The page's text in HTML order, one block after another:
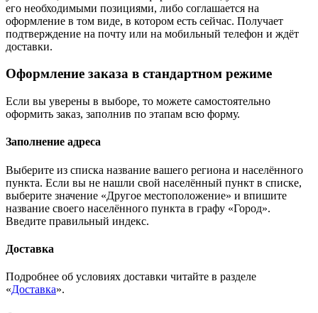
его необходимыми позициями, либо соглашается на
оформление в том виде, в котором есть сейчас. Получает
подтверждение на почту или на мобильный телефон и ждёт
доставки.
Оформление заказа в стандартном режиме
Если вы уверены в выборе, то можете самостоятельно
оформить заказ, заполнив по этапам всю форму.
Заполнение адреса
Выберите из списка название вашего региона и населённого
пункта. Если вы не нашли свой населённый пункт в списке,
выберите значение «Другое местоположение» и впишите
название своего населённого пункта в графу «Город».
Введите правильный индекс.
Доставка
Подробнее об условиях доставки читайте в разделе
«Доставка».